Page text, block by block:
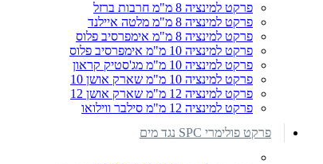
פרקט למינציה 8 מ"מ חרבות ברזל
פרקט למינציה 8 מ"מ מלטה איילנד
פרקט למינציה 8 מ"מ אימפרסיב פלוס
פרקט למינציה 10 מ"מ אימפרסיב פלוס
פרקט למינציה 10 מ"מ מג'סטיק קראון
פרקט למינציה 10 מ"מ שארק אושן 10
פרקט למינציה 12 מ"מ שארק אושן 12
פרקט למינציה 12 מ"מ סילבר ווילואו
פרקט פולימרי SPC נגד מים